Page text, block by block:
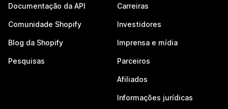
Documentação da API
Comunidade Shopify
Blog da Shopify
Pesquisas
Carreiras
Investidores
Imprensa e mídia
Parceiros
Afiliados
Informações jurídicas